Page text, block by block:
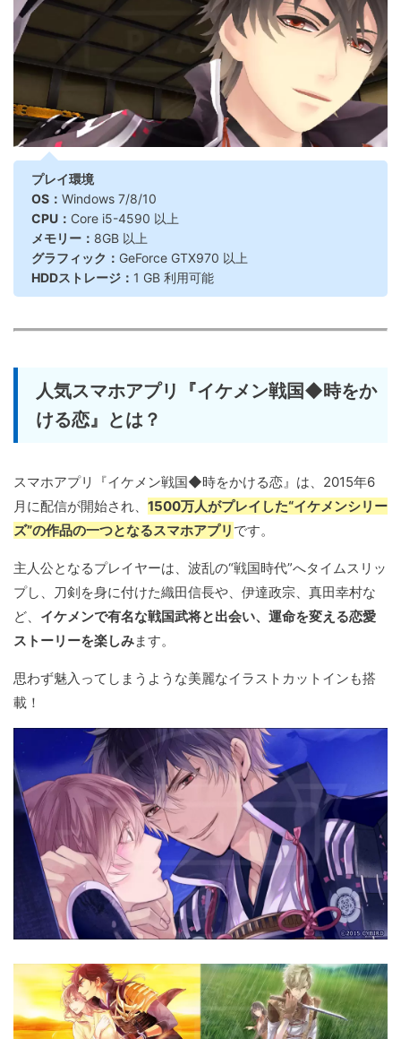
プレイ環境
OS： Windows 7/8/10
CPU： Core i5-4590 以上
メモリー： 8GB 以上
グラフィック： GeForce GTX970 以上
HDDストレージ： 1 GB 利用可能
人気スマホアプリ『イケメン戦国◆時をか
ける恋』とは？
スマホアプリ『イケメン戦国◆時をかける恋』は、2015年6
月に配信が開始され、 1500万人がプレイした“イケメンシリー
ズ”の作品の一つとなるスマホアプリ です。
主人公となるプレイヤーは、波乱の“戦国時代”へタイムスリッ
プし、刀剣を身に付けた織田信長や、伊達政宗、真田幸村な
ど、 イケメンで有名な戦国武将と出会い、運命を変える恋愛
ストーリーを楽しみます。
思わず魅入ってしまうような美麗なイラストカットインも搭
載！